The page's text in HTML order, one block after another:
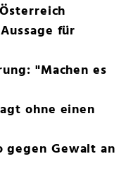
für
"Machen es
ohne einen
gegen Gewalt an